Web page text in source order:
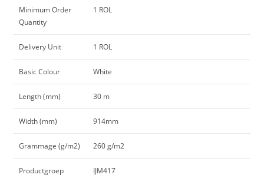
Minimum Order
Quantity
1 ROL
Delivery Unit 1 ROL
Basic Colour White
Length (mm) 30 m
Width (mm) 914mm
Grammage (g/m2) 260 g/m2
Productgroep IJM417